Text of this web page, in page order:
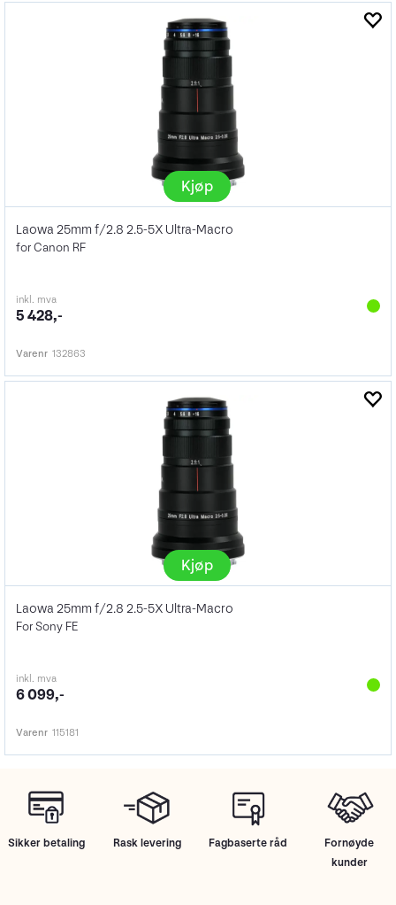
Kjøp
Laowa 25mm f/2.8 2.5-5X Ultra-Macro
for Canon RF
inkl. mva
5 428,-
Varenr 132863
Kjøp
Laowa 25mm f/2.8 2.5-5X Ultra-Macro
For Sony FE
inkl. mva
6 099,-
Varenr 115181
Sikker betaling Rask levering Fagbaserte råd
Fornøyde
kunder